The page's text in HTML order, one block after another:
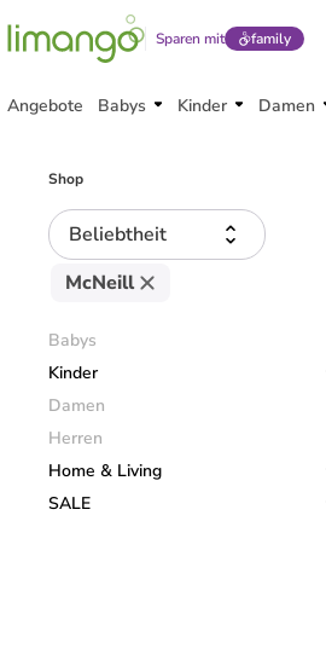
Sparen mit family
Angebote Babys Kinder Damen
Shop
Beliebtheit
McNeill
Babys
Kinder
Damen
Herren
Home & Living
SALE